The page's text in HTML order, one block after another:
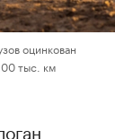
оцинкован
тыс. км